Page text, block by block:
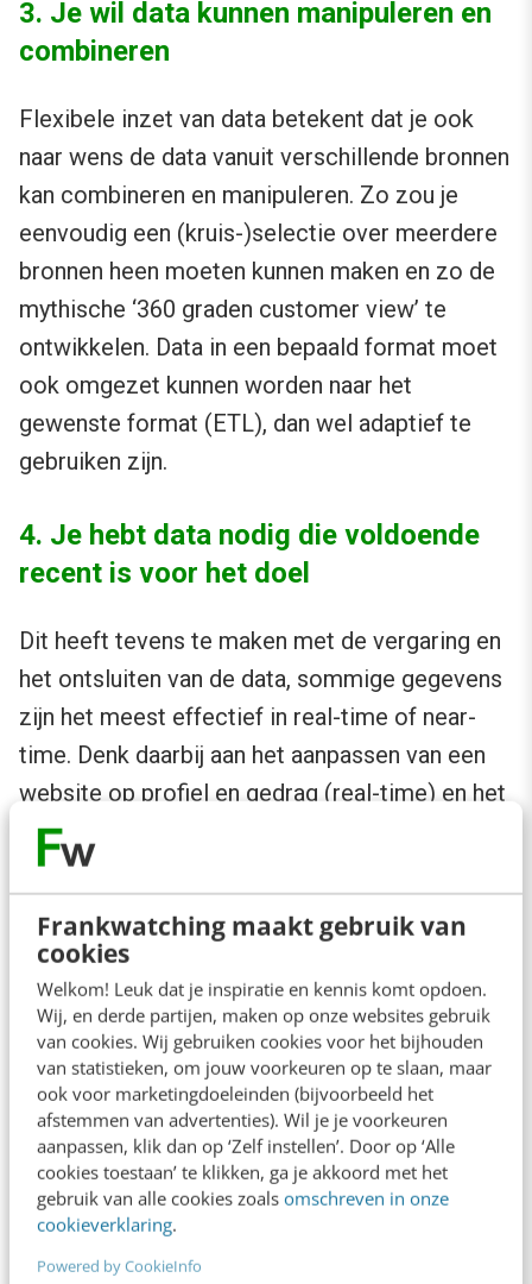
Frankwatching maakt gebruik van
cookies
Welkom! Leuk dat je inspiratie en kennis komt opdoen.
Wij, en derde partijen, maken op onze websites gebruik
van cookies. Wij gebruiken cookies voor het bijhouden
van statistieken, om jouw voorkeuren op te slaan, maar
ook voor marketingdoeleinden (bijvoorbeeld het
afstemmen van advertenties). Wil je je voorkeuren
aanpassen, klik dan op ‘Zelf instellen’. Door op ‘Alle
cookies toestaan’ te klikken, ga je akkoord met het
gebruik van alle cookies zoals omschreven in onze
cookieverklaring.
Powered by CookieInfo
3. Je wil data kunnen manipuleren en
combineren
Flexibele inzet van data betekent dat je ook
naar wens de data vanuit verschillende bronnen
kan combineren en manipuleren. Zo zou je
eenvoudig een (kruis-)selectie over meerdere
bronnen heen moeten kunnen maken en zo de
mythische ‘360 graden customer view’ te
ontwikkelen. Data in een bepaald format moet
ook omgezet kunnen worden naar het
gewenste format (ETL), dan wel adaptief te
gebruiken zijn.
4. Je hebt data nodig die voldoende
recent is voor het doel
Dit heeft tevens te maken met de vergaring en
het ontsluiten van de data, sommige gegevens
zijn het meest effectief in real-time of near-
time. Denk daarbij aan het aanpassen van een
website op profiel en gedrag (real-time) en het
versturen van een shoppingcart abandonment
mail (near-time). Maar ook andere gegevens
bijvoorbeeld segmentatie en selectie.
Een voorkeur die gisteren is gegeven, is meer
accuraat nu dan over een jaar. En als een
consument nu interesse heeft in babykleertjes
voor hun eigen baby, dan is dat straks
kinderkleertjes. Daarbij moeten dus gegevens
worden vastgelegd die iets zeggen over de
data (meta-data), zoals waar deze zijn